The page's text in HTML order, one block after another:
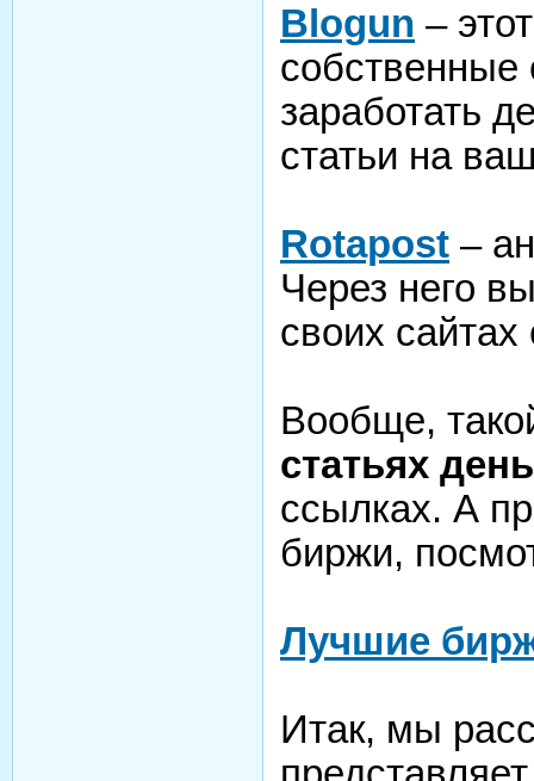
Blogun –
собственные
заработать
статьи на
Rotapost –
Через него
своих сайтах
Вообще,
статьях
ссылках. А
биржи,
Лучшие
Итак, мы